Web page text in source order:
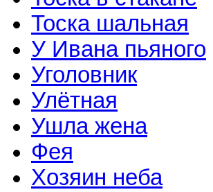
Тоска шальная
У Ивана пьяного
Уголовник
Улётная
Ушла жена
Фея
Хозяин неба